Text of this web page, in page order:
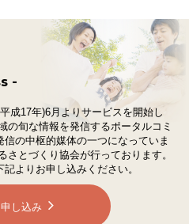
-
成17年)6月よりサービスを開始し
の旬な情報を発信するポータルコミ
信の中枢的媒体の一つになっていま
さとづくり協会が行っております。
よりお申し込みください。
し込み